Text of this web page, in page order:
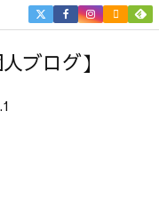
ブログ】

